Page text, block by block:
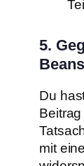
5.
Du
mit